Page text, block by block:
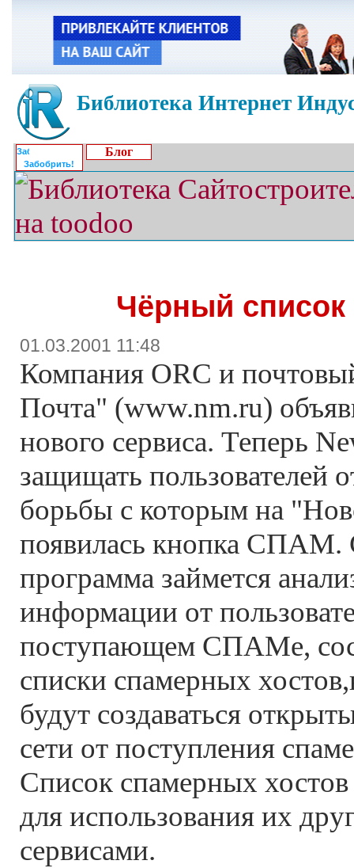
Библиотека Интернет
Забобрить!
Блог
Чёрный
01.03.2001 11:48
Компания ORC и
Почта" (www.nm.ru)
нового сервиса. Теперь
защищать
борьбы с которым на
появилась кнопка СПАМ.
программа займется
информации от
поступающем СПАМе,
списки спамерных
будут создаваться
сети от поступления
Список спамерных
для использования их
сервисами.